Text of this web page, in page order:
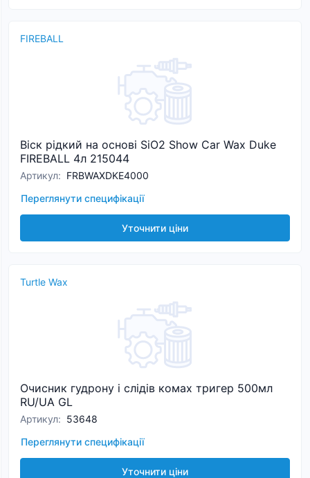
FIREBALL
Віск рідкий на основі SiO2 Show Car Wax Duke
FIREBALL 4л 215044
Артикул: FRBWAXDKE4000
Переглянути специфікації
Уточнити ціни
Turtle Wax
Очисник гудрону і слідів комах тригер 500мл
RU/UA GL
Артикул: 53648
Переглянути специфікації
Уточнити ціни